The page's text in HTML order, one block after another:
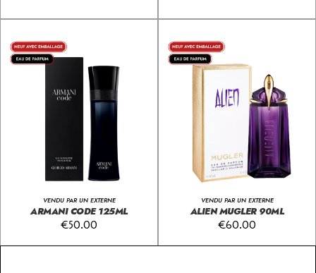
VENDU PAR UN EXTERNE
ARMANI CODE 125ML
€50.00
VENDU PAR UN EXTERNE
ALIEN MUGLER 90ML
€60.00